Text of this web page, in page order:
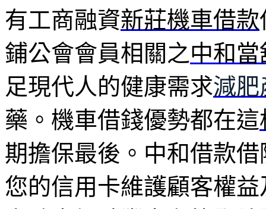
有工商融資新莊機車借款
鋪公會會員相關之中和當
足現代人的健康需求減肥
藥。機車借錢優勢都在這
期擔保最後。中和借款
您的信用卡維護顧客權